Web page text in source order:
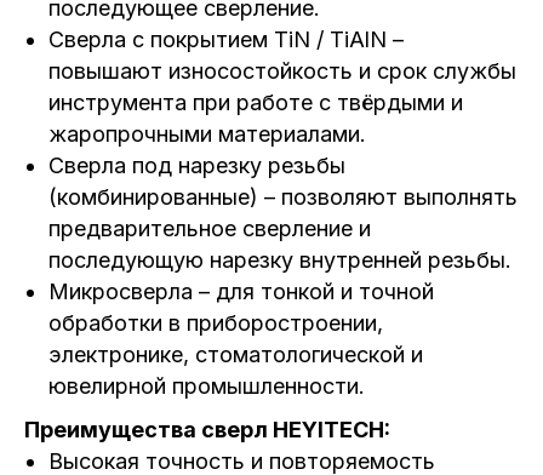
последующее сверление.
Сверла с покрытием TiN / TiAlN –
повышают износостойкость и срок службы
инструмента при работе с твёрдыми и
жаропрочными материалами.
Сверла под нарезку резьбы
(комбинированные) – позволяют выполнять
предварительное сверление и
последующую нарезку внутренней резьбы.
Микросверла – для тонкой и точной
обработки в приборостроении,
электронике, стоматологической и
ювелирной промышленности.
Преимущества сверл HEYITECH:
Высокая точность и повторяемость